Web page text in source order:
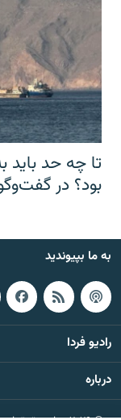
تا چه حد
بود؟ در
به ما بپیوندید
رادیو فردا
درباره